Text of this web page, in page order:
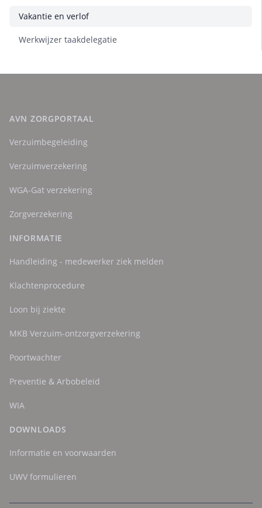
Vakantie en verlof
Werkwijzer taakdelegatie
AVN ZORGPORTAAL
Verzuimbegeleiding
Verzuimverzekering
WGA-Gat verzekering
Zorgverzekering
INFORMATIE
Handleiding - medewerker ziek melden
Klachtenprocedure
Loon bij ziekte
MKB Verzuim-ontzorgverzekering
Poortwachter
Preventie & Arbobeleid
WIA
DOWNLOADS
Informatie en voorwaarden
UWV formulieren